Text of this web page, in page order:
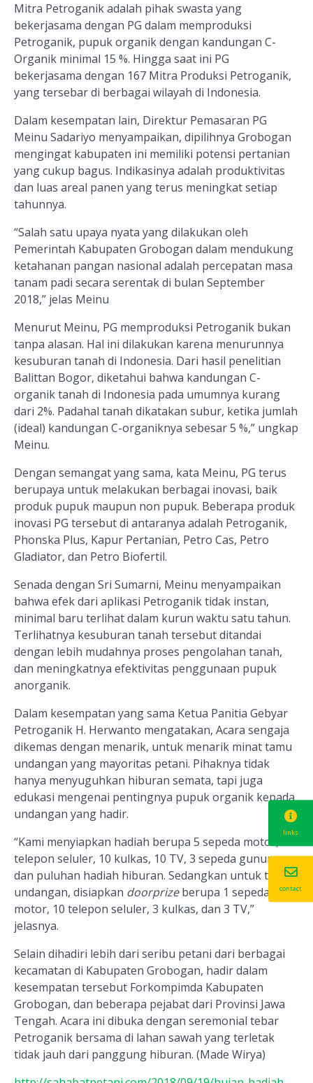
Mitra Petroganik adalah pihak swasta yang
bekerjasama dengan PG dalam memproduksi
Petroganik, pupuk organik dengan kandungan C-
Organik minimal 15 %. Hingga saat ini PG
bekerjasama dengan 167 Mitra Produksi Petroganik,
yang tersebar di berbagai wilayah di Indonesia.
Dalam kesempatan lain, Direktur Pemasaran PG
Meinu Sadariyo menyampaikan, dipilihnya Grobogan
mengingat kabupaten ini memiliki potensi pertanian
yang cukup bagus. Indikasinya adalah produktivitas
dan luas areal panen yang terus meningkat setiap
tahunnya.
“Salah satu upaya nyata yang dilakukan oleh
Pemerintah Kabupaten Grobogan dalam mendukung
ketahanan pangan nasional adalah percepatan masa
tanam padi secara serentak di bulan September
2018,” jelas Meinu
Menurut Meinu, PG memproduksi Petroganik bukan
tanpa alasan. Hal ini dilakukan karena menurunnya
kesuburan tanah di Indonesia. Dari hasil penelitian
Balittan Bogor, diketahui bahwa kandungan C-
organik tanah di Indonesia pada umumnya kurang
dari 2%. Padahal tanah dikatakan subur, ketika jumlah
(ideal) kandungan C-organiknya sebesar 5 %,” ungkap
Meinu.
Dengan semangat yang sama, kata Meinu, PG terus
berupaya untuk melakukan berbagai inovasi, baik
produk pupuk maupun non pupuk. Beberapa produk
inovasi PG tersebut di antaranya adalah Petroganik,
Phonska Plus, Kapur Pertanian, Petro Cas, Petro
Gladiator, dan Petro Biofertil.
Senada dengan Sri Sumarni, Meinu menyampaikan
bahwa efek dari aplikasi Petroganik tidak instan,
minimal baru terlihat dalam kurun waktu satu tahun.
Terlihatnya kesuburan tanah tersebut ditandai
dengan lebih mudahnya proses pengolahan tanah,
dan meningkatnya efektivitas penggunaan pupuk
anorganik.
Dalam kesempatan yang sama Ketua Panitia Gebyar
Petroganik H. Herwanto mengatakan, Acara sengaja
dikemas dengan menarik, untuk menarik minat tamu
undangan yang mayoritas petani. Pihaknya tidak
hanya menyuguhkan hiburan semata, tapi juga
edukasi mengenai pentingnya pupuk organik kepada
undangan yang hadir.
“Kami menyiapkan hadiah berupa 5 sepeda motor, 10
telepon seluler, 10 kulkas, 10 TV, 3 sepeda gunung,
dan puluhan hadiah hiburan. Sedangkan untuk tamu
undangan, disiapkan doorprizeberupa 1 sepeda
motor, 10 telepon seluler, 3 kulkas, dan 3 TV,”
jelasnya.
Selain dihadiri lebih dari seribu petani dari berbagai
kecamatan di Kabupaten Grobogan, hadir dalam
kesempatan tersebut Forkompimda Kabupaten
Grobogan, dan beberapa pejabat dari Provinsi Jawa
Tengah. Acara ini dibuka dengan seremonial tebar
Petroganik bersama di lahan sawah yang terletak
tidak jauh dari panggung hiburan. (Made Wirya)
links
contact